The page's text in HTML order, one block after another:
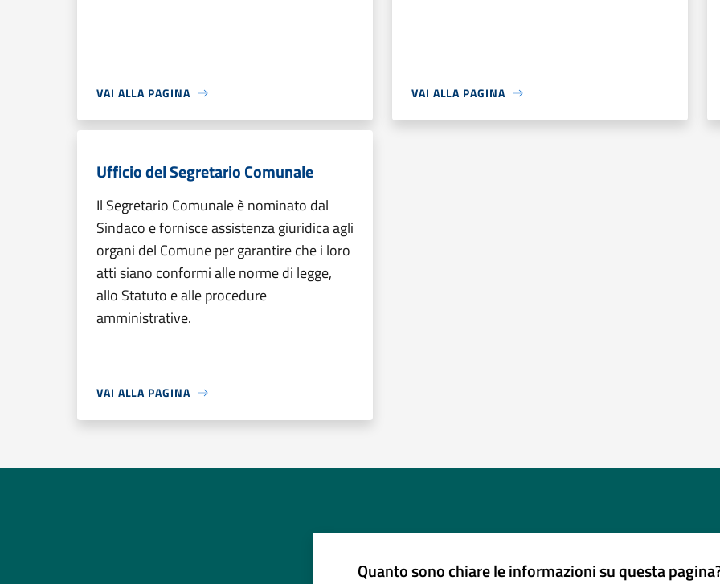
VAI ALLA PAGINA VAI ALLA PAGINA
Ufficio del Segretario Comunale
Il Segretario Comunale è nominato dal
Sindaco e fornisce assistenza giuridica agli
organi del Comune per garantire che i loro
atti siano conformi alle norme di legge,
allo Statuto e alle procedure
amministrative.
VAI ALLA PAGINA
Quanto sono chiare le informazioni su questa